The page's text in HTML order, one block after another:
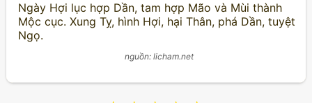
Ngày Hợi lục hợp Dần, tam hợp Mão và Mùi thành
Mộc cục. Xung Tỵ, hình Hợi, hại Thân, phá Dần, tuyệt
Ngọ.
nguồn: licham.net